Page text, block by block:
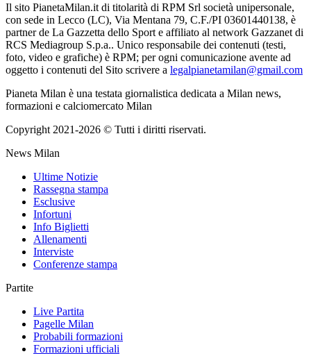
Il sito PianetaMilan.it di titolarità di RPM Srl società unipersonale,
con sede in Lecco (LC), Via Mentana 79, C.F./PI 03601440138, è
partner de La Gazzetta dello Sport e affiliato al network Gazzanet di
RCS Mediagroup S.p.a.. Unico responsabile dei contenuti (testi,
foto, video e grafiche) è RPM; per ogni comunicazione avente ad
oggetto i contenuti del Sito scrivere a legalpianetamilan@gmail.com
Pianeta Milan è una testata giornalistica dedicata a Milan news,
formazioni e calciomercato Milan
Copyright 2021-2026 © Tutti i diritti riservati.
News Milan
Ultime Notizie
Rassegna stampa
Esclusive
Infortuni
Info Biglietti
Allenamenti
Interviste
Conferenze stampa
Partite
Live Partita
Pagelle Milan
Probabili formazioni
Formazioni ufficiali